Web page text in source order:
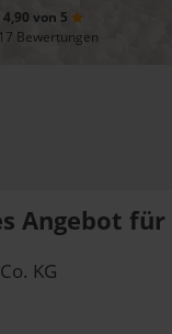
4,90 von 5
Bewertungen
Angebot für
KG